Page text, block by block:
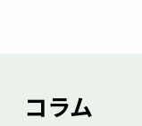
コラム